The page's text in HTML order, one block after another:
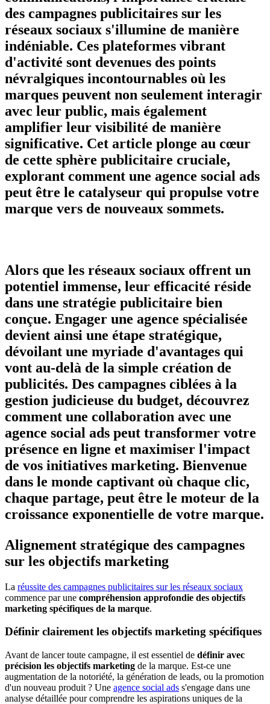
des campagnes publicitaires sur les
réseaux sociaux s'illumine de manière
indéniable. Ces plateformes vibrant
d'activité sont devenues des points
névralgiques incontournables où les
marques peuvent non seulement interagir
avec leur public, mais également
amplifier leur visibilité de manière
significative. Cet article plonge au cœur
de cette sphère publicitaire cruciale,
explorant comment une agence social ads
peut être le catalyseur qui propulse votre
marque vers de nouveaux sommets.
Alors que les réseaux sociaux offrent un
potentiel immense, leur efficacité réside
dans une stratégie publicitaire bien
conçue. Engager une agence spécialisée
devient ainsi une étape stratégique,
dévoilant une myriade d'avantages qui
vont au-delà de la simple création de
publicités. Des campagnes ciblées à la
gestion judicieuse du budget, découvrez
comment une collaboration avec une
agence social ads peut transformer votre
présence en ligne et maximiser l'impact
de vos initiatives marketing. Bienvenue
dans le monde captivant où chaque clic,
chaque partage, peut être le moteur de la
croissance exponentielle de votre marque.
Alignement stratégique des campagnes
sur les objectifs marketing
La réussite des campagnes publicitaires sur les réseaux sociaux
commence par une compréhension approfondie des objectifs
marketing spécifiques de la marque.
Définir clairement les objectifs marketing spécifiques
Avant de lancer toute campagne, il est essentiel de définir avec
précision les objectifs marketing de la marque. Est-ce une
augmentation de la notoriété, la génération de leads, ou la promotion
d'un nouveau produit ? Une agence social ads s'engage dans une
analyse détaillée pour comprendre les aspirations uniques de la